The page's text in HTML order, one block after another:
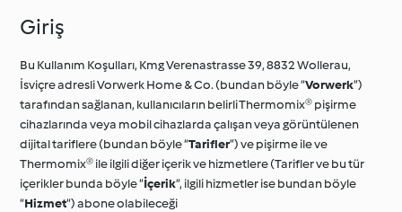
Giriş
Bu Kullanım Koşulları, Kmg Verenastrasse 39, 8832 Wollerau,
İsviçre adresli Vorwerk Home & Co. (bundan böyle “Vorwerk”)
tarafından sağlanan, kullanıcıların belirli Thermomix® pişirme
cihazlarında veya mobil cihazlarda çalışan veya görüntülenen
dijital tariflere (bundan böyle “Tarifler”) ve pişirme ile ve
Thermomix® ile ilgili diğer içerik ve hizmetlere (Tarifler ve bu tür
içerikler bunda böyle “İçerik“, ilgili hizmetler ise bundan böyle
“Hizmet“) abone olabileceği